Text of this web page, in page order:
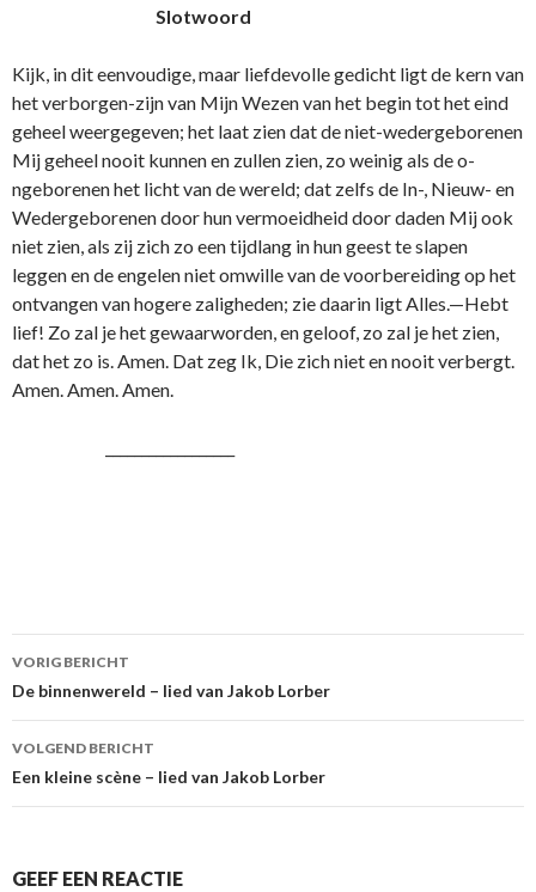
Slotwoord
Kijk, in dit eenvoudige, maar liefdevolle gedicht ligt de kern van
het verborgen-zijn van Mijn Wezen van het begin tot het eind
geheel weergegeven; het laat zien dat de niet-wedergeborenen
Mij geheel nooit kunnen en zullen zien, zo weinig als de o­
ngeborenen het licht van de wereld; dat zelfs de In-, Nieuw- en
Wedergeborenen door hun vermoeidheid door daden Mij ook
niet zien, als zij zich zo een tijdlang in hun geest te slapen
leggen en de engelen niet omwille van de voorbereiding op het
o­ntvangen van hogere zaligheden; zie daarin ligt Alles.—Hebt
lief! Zo zal je het gewaarworden, en geloof, zo zal je het zien,
dat het zo is. Amen. Dat zeg Ik, Die zich niet en nooit verbergt.
Amen. Amen. Amen.
Berichtnavigatie
VORIG BERICHT
De binnenwereld – lied van Jakob Lorber
VOLGEND BERICHT
Een kleine scène – lied van Jakob Lorber
GEEF EEN REACTIE